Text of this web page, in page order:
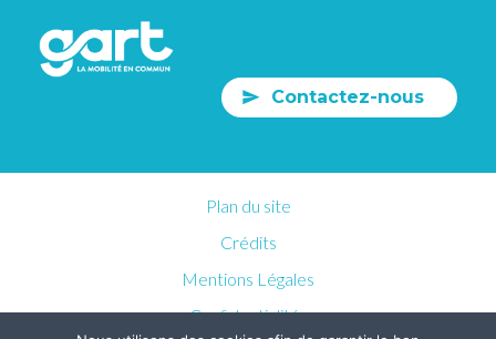
Contactez-nous
Plan du site
Crédits
Mentions Légales
Confidentialités